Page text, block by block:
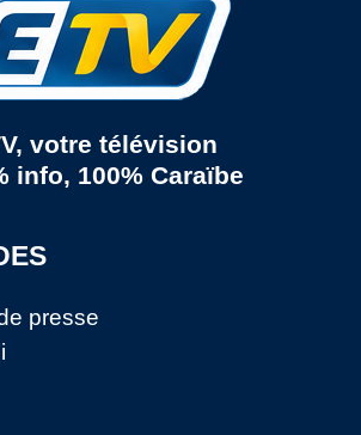
votre télévision
info, 100% Caraïbe
presse